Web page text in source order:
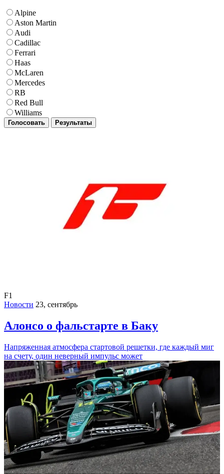
Alpine
Aston Martin
Audi
Cadillac
Ferrari
Haas
McLaren
Mercedes
RB
Red Bull
Williams
Голосовать Результаты
F1
Новости 23, сентябрь
Алонсо о фальстарте в Баку
Напряженная атмосфера стартовой решетки, где каждый миг
на счету, один неверный импульс может